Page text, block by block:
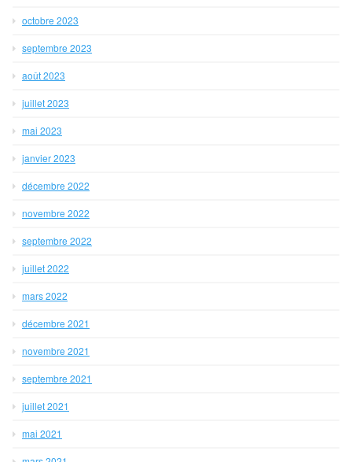
octobre 2023
septembre 2023
août 2023
juillet 2023
mai 2023
janvier 2023
décembre 2022
novembre 2022
septembre 2022
juillet 2022
mars 2022
décembre 2021
novembre 2021
septembre 2021
juillet 2021
mai 2021